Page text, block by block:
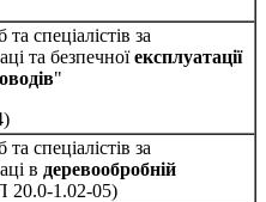
спеціалістів за
та безпечноїексплуатації
"
спеціалістів за
в деревообробній
1.02-05)